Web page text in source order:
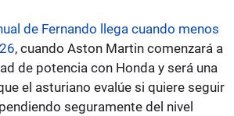
de Fernando llega cuando menos
, cuando Aston Martin comenzará a
de potencia con Honda y será una
el asturiano evalúe si quiere seguir
seguramente del nivel